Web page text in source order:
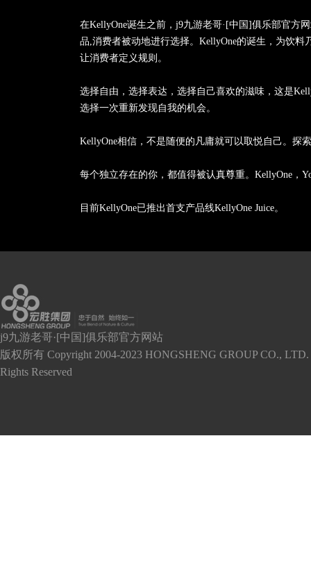
在KellyOne诞生之前，j9九游老哥·[中国]俱乐部官方
品,消费者被动地进行选择。KellyOne的诞生，为饮
让消费者定义规则。
选择自由，选择表达，选择自己喜欢的滋味，这是
选择一次重新发现自我的机会。
KellyOne相信，不是随便的凡庸就可以取悦自己。探
每个独立存在的你，都值得被认真尊重。KellyOne，
目前KellyOne已推出首支产品线KellyOne Juice。
j9九游老哥·[中国]俱乐部官方网站
版权所有 Copyright 2004-2023 HONGSHENG GROUP CO.,
Rights Reserved